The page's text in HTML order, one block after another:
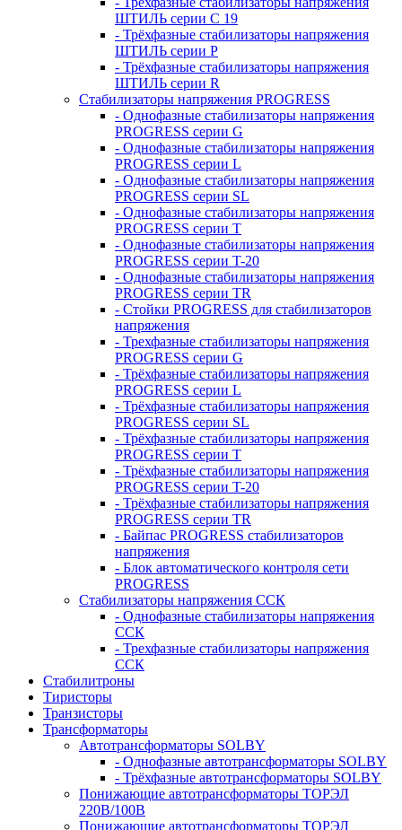
ШТИЛЬ серии C 19
- Трёхфазные стабилизаторы напряжения
ШТИЛЬ серии P
- Трёхфазные стабилизаторы напряжения
ШТИЛЬ серии R
Стабилизаторы напряжения PROGRESS
- Однофазные стабилизаторы напряжения
PROGRESS серии G
- Однофазные стабилизаторы напряжения
PROGRESS серии L
- Однофазные стабилизаторы напряжения
PROGRESS серии SL
- Однофазные стабилизаторы напряжения
PROGRESS серии T
- Однофазные стабилизаторы напряжения
PROGRESS серии T-20
- Однофазные стабилизаторы напряжения
PROGRESS серии TR
- Стойки PROGRESS для стабилизаторов
напряжения
- Трехфазные стабилизаторы напряжения
PROGRESS серии G
- Трёхфазные стабилизаторы напряжения
PROGRESS серии L
- Трёхфазные стабилизаторы напряжения
PROGRESS серии SL
- Трёхфазные стабилизаторы напряжения
PROGRESS серии T
- Трёхфазные стабилизаторы напряжения
PROGRESS серии T-20
- Трёхфазные стабилизаторы напряжения
PROGRESS серии TR
- Байпас PROGRESS стабилизаторов
напряжения
- Блок автоматического контроля сети
PROGRESS
Стабилизаторы напряжения ССК
- Однофазные стабилизаторы напряжения
ССК
- Трехфазные стабилизаторы напряжения
ССК
Стабилитроны
Тиристоры
Транзисторы
Трансформаторы
Автотрансформаторы SOLBY
- Однофазные автотрансформаторы SOLBY
- Трёхфазные автотрансформаторы SOLBY
Понижающие автотрансформаторы ТОРЭЛ
220В/100В
Понижающие автотрансформаторы ТОРЭЛ